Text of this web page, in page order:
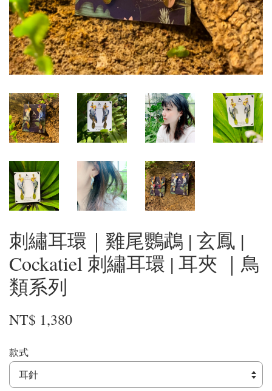
刺繡耳環｜雞尾鸚鵡 | 玄鳳 |
Cockatiel 刺繡耳環 | 耳夾 ｜鳥
類系列
NT$ 1,380
款式